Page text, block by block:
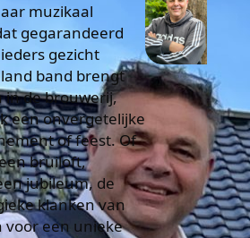
muzikaal
gegarandeerd
gezicht
band brengt
in de brouwerij,
een onvergetelijke
of feest. Of
bruiloft,
jubileum, de
klanken van
voor een unieke